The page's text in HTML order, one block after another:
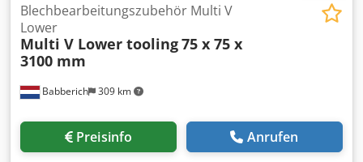
Babberich 309 km
Blechbearbeitungszubehör Multi V
Lower
Multi V Lower tooling75 x 75 x
3100 mm
Preisinfo Anrufen